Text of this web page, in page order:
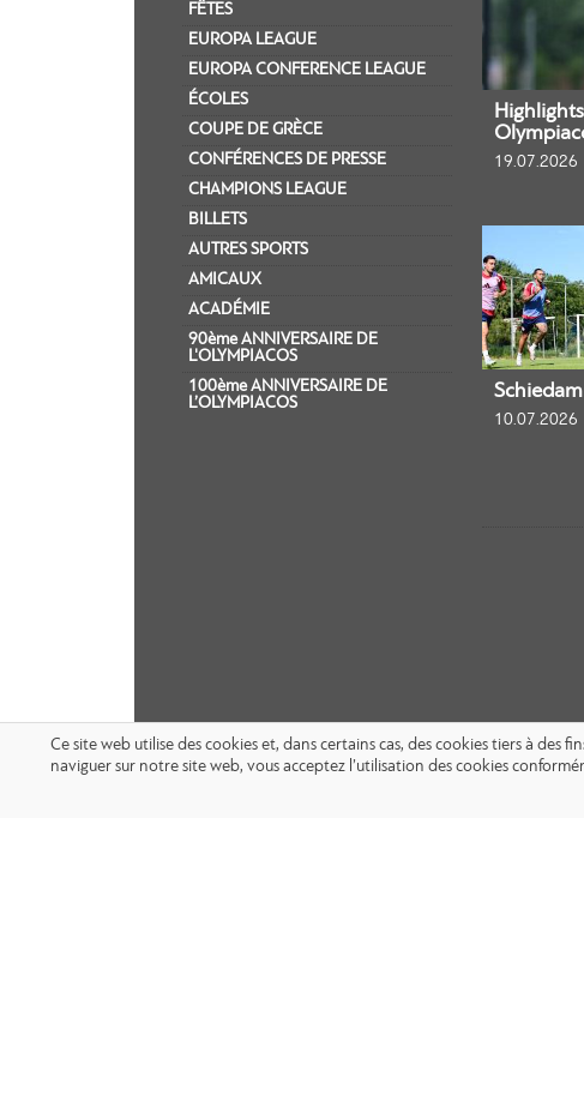
FÊTES
EUROPA LEAGUE
EUROPA CONFERENCE LEAGUE
ÉCOLES
COUPE DE GRÈCE
CONFÉRENCES DE PRESSE
CHAMPIONS LEAGUE
BILLETS
AUTRES SPORTS
AMICAUX
ACADÉMIE
90ème ANNIVERSAIRE DE
L'OLYMPIACOS
100ème ANNIVERSAIRE DE
L’OLYMPIACOS
19.07.2026
10.07.2026
Ce site web utilise des cookies et, dans certains cas, des cookies tiers à
naviguer sur notre site web, vous acceptez l’utilisation des cookies